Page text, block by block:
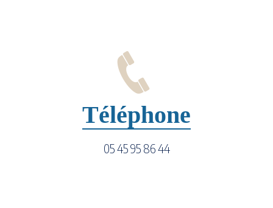
Téléphone
05 45 95 86 44